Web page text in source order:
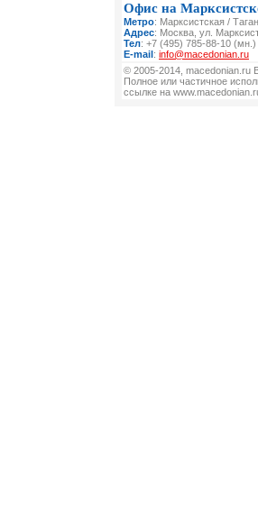
Офис на
Метро: Марксистская /
Адрес: Москва, ул.
Тел: +7 (495) 785-88-10 (мн.)
E-mail: info@macedonian.ru
© 2005-2014, macedonian.ru
Полное или частичное
ссылке на